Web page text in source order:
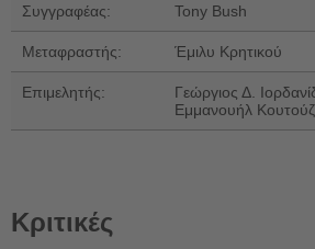
Συγγραφέας: Tony Bush
Μεταφραστής: Έμιλυ Κρητικού
Επιμελητής:
Γεώργιος Δ.
Εμμανουήλ
Κριτικές